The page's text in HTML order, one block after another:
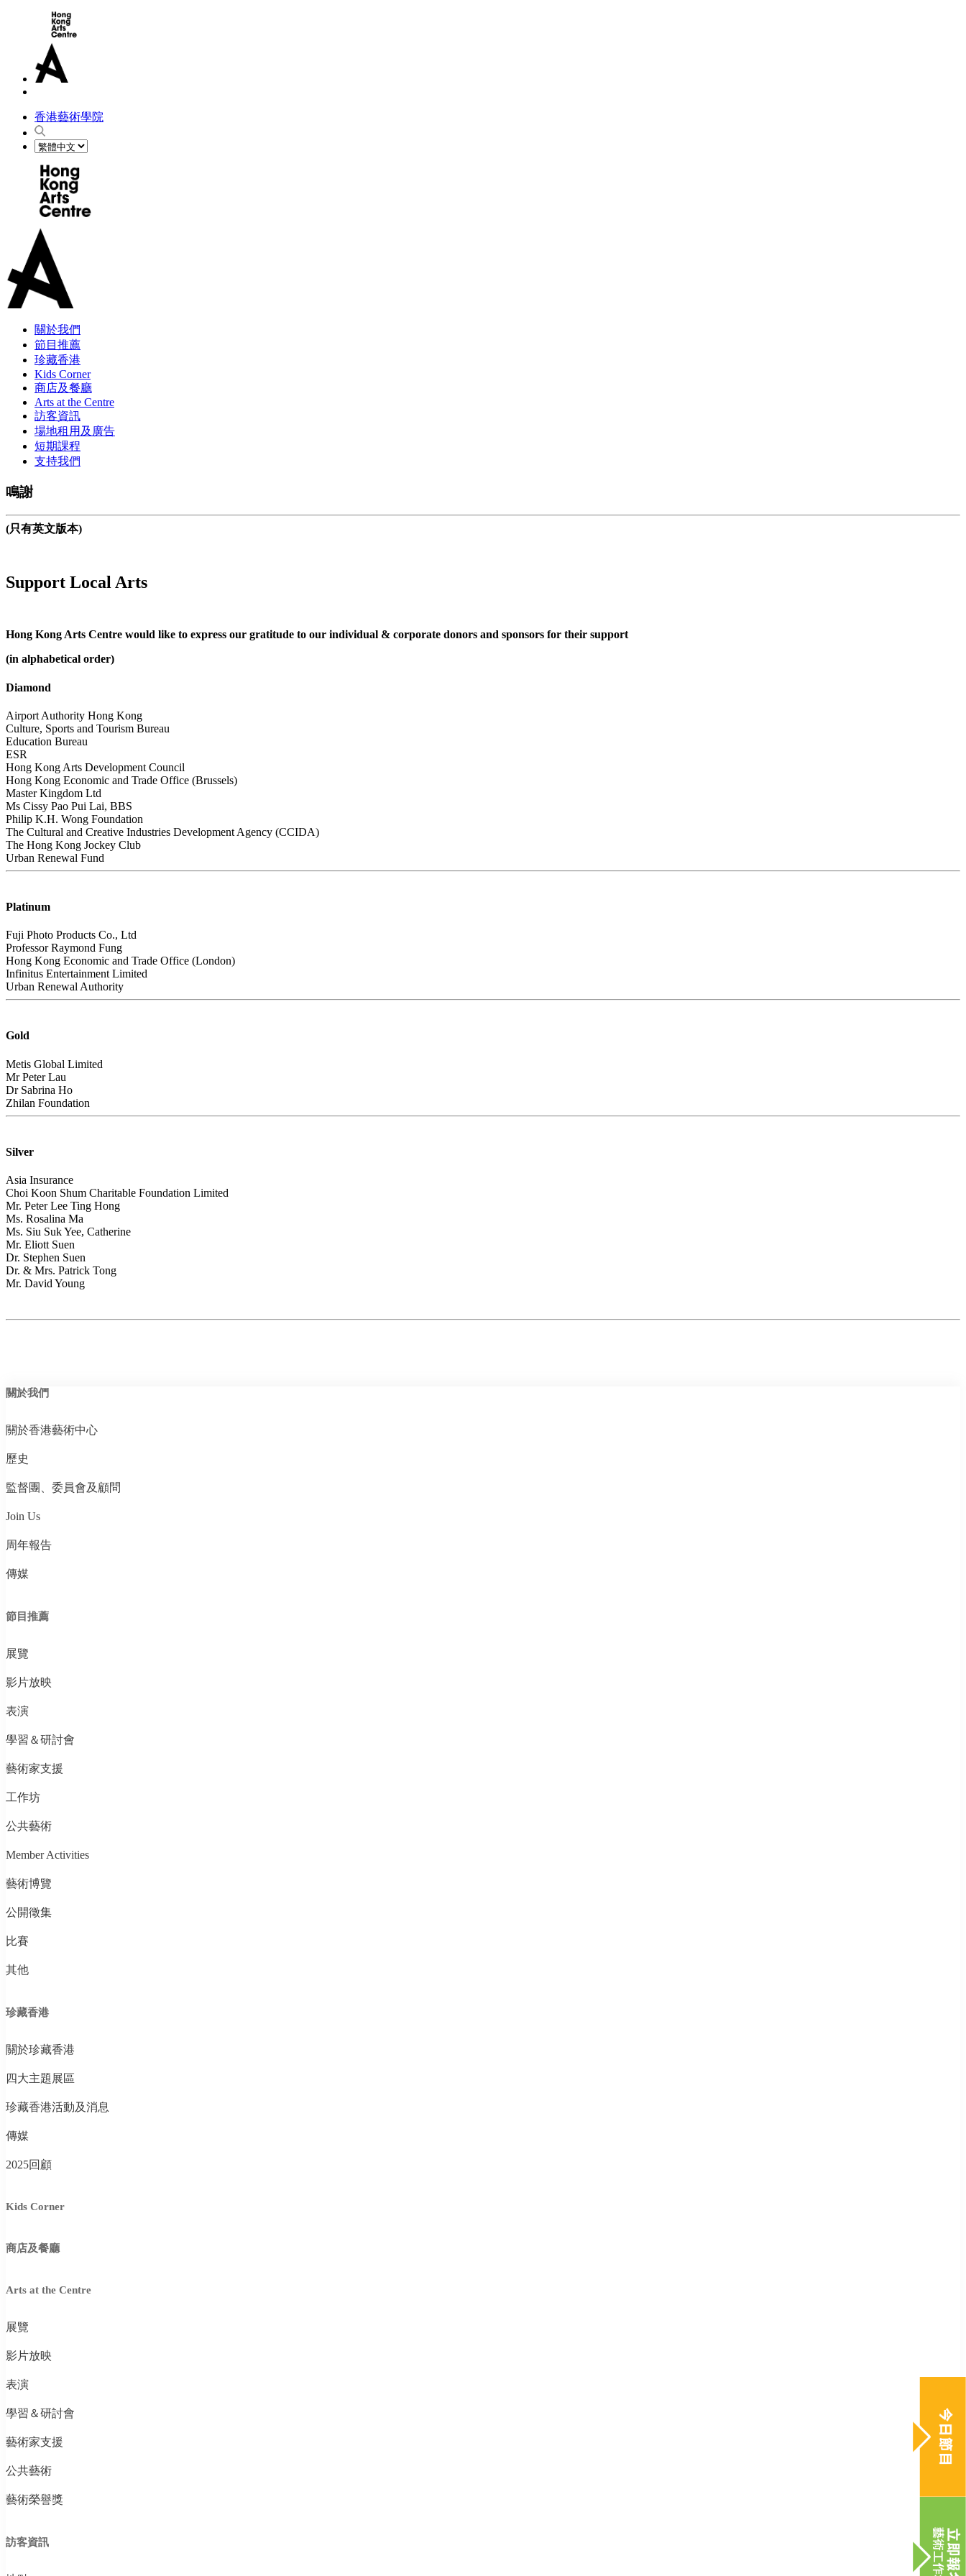
香港藝術學院
關於我們
節目推薦
珍藏香港
Kids Corner
商店及餐廳
Arts at the Centre
訪客資訊
場地租用及廣告
短期課程
支持我們
鳴謝
(只有英文版本)
Support Local Arts
Hong Kong Arts Centre would like to express our gratitude to our individual & corporate donors and sponsors for their support
(in alphabetical order)
Diamond
Airport Authority Hong Kong
Culture, Sports and Tourism Bureau
Education Bureau
ESR
Hong Kong Arts Development Council
Hong Kong Economic and Trade Office (Brussels)
Master Kingdom Ltd
Ms Cissy Pao Pui Lai, BBS
Philip K.H. Wong Foundation
The Cultural and Creative Industries Development Agency (CCIDA)
The Hong Kong Jockey Club
Urban Renewal Fund
Platinum
Fuji Photo Products Co., Ltd
Professor Raymond Fung
Hong Kong Economic and Trade Office (London)
Infinitus Entertainment Limited
Urban Renewal Authority
Gold
Metis Global Limited
Mr Peter Lau
Dr Sabrina Ho
Zhilan Foundation
Silver
Asia Insurance
Choi Koon Shum Charitable Foundation Limited
Mr. Peter Lee Ting Hong
Ms. Rosalina Ma
Ms. Siu Suk Yee, Catherine
Mr. Eliott Suen
Dr. Stephen Suen
Dr. & Mrs. Patrick Tong
Mr. David Young
關於我們
關於香港藝術中心
歷史
監督團、委員會及顧問
Join Us
周年報告
傳媒
節目推薦
展覽
影片放映
表演
學習＆研討會
藝術家支援
工作坊
公共藝術
Member Activities
藝術博覽
公開徵集
比賽
其他
珍藏香港
關於珍藏香港
四大主題展區
珍藏香港活動及消息
傳媒
2025回顧
Kids Corner
商店及餐廳
Arts at the Centre
展覽
影片放映
表演
學習＆研討會
藝術家支援
公共藝術
藝術榮譽獎
訪客資訊